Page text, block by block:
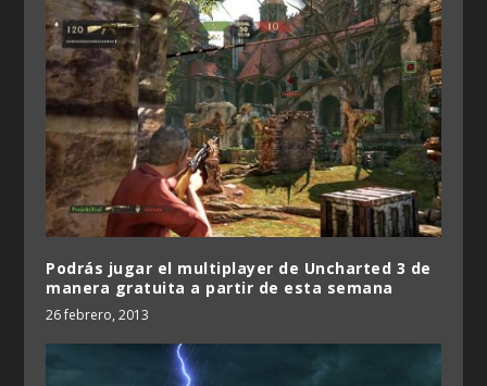
Podrás jugar el multiplayer de Uncharted 3 de
manera gratuita a partir de esta semana
26 febrero, 2013